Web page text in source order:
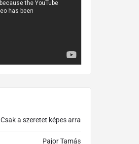
Csak a szeretet képes arra
Pajor Tamás